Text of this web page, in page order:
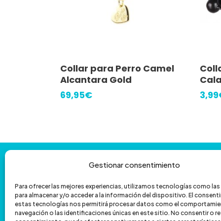
Gestionar consentimiento
Para ofrecer las mejores experiencias, utilizamos tecnologías como
para almacenar y/o acceder a la información del dispositivo. El
estas tecnologías nos permitirá procesar datos como el
navegación o las identificaciones únicas en este sitio. No consentir o
Seleccionar Opciones
producto
tiene
opciones
elegir
en
Collar para Perro Camel
Alcantara Gold
69,95€
3,99
Contáctanos y te ayudamos
601 172 335 962 067 039
hola@veterizonia.com